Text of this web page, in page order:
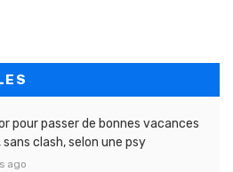
pour passer de bonnes vacances
sans clash, selon une psy
ago